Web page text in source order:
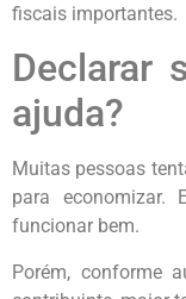
fiscais importantes.
Declarar
ajuda?
Muitas pessoas
para economizar.
funcionar bem.
Porém, conforme